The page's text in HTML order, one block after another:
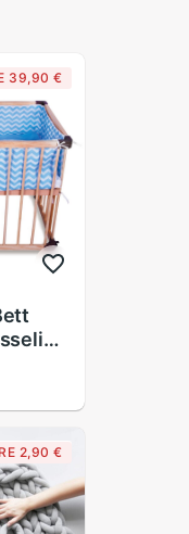
39,90 €
Für
2,90 €